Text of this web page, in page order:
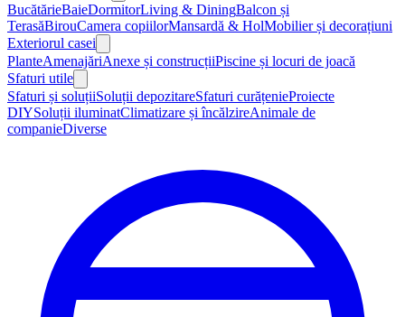
BucătărieBaieDormitorLiving & DiningBalcon și
TerasăBirouCamera copiilorMansardă & HolMobilier și decorațiuni
Exteriorul casei
PlanteAmenajăriAnexe și construcțiiPiscine și locuri de joacă
Sfaturi utile
Sfaturi și soluțiiSoluții depozitareSfaturi curățenieProiecte
DIYSoluții iluminatClimatizare și încălzireAnimale de
companieDiverse